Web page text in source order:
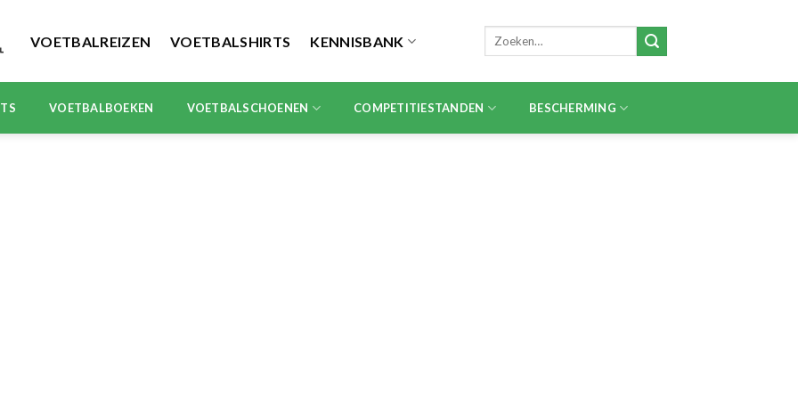
VOETBALREIZEN VOETBALSHIRTS KENNISBANK
Zoeken
VOETBALBOEKEN VOETBALSCHOENEN COMPETITIESTANDEN BESCHERMING